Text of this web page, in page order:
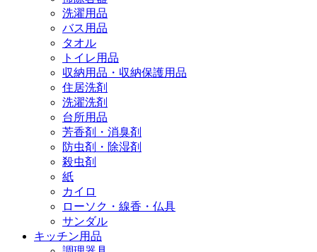
洗濯用品
バス用品
タオル
トイレ用品
収納用品・収納保護用品
住居洗剤
洗濯洗剤
台所用品
芳香剤・消臭剤
防虫剤・除湿剤
殺虫剤
紙
カイロ
ローソク・線香・仏具
サンダル
キッチン用品